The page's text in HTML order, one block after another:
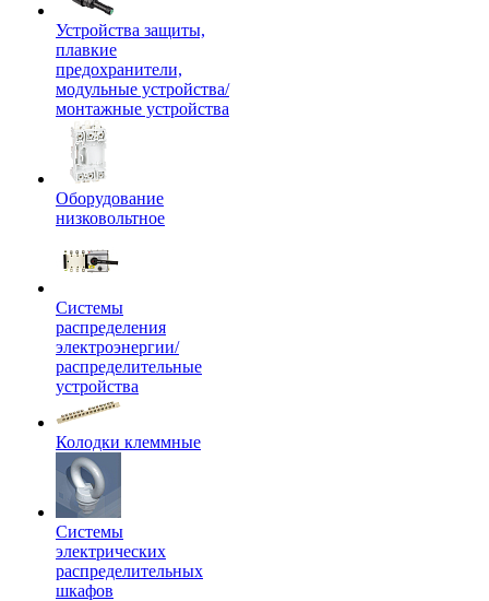
Устройства защиты,
плавкие
предохранители,
модульные устройства/
монтажные устройства
Оборудование
низковольтное
Системы
распределения
электроэнергии/
распределительные
устройства
Колодки клеммные
Системы
электрических
распределительных
шкафов